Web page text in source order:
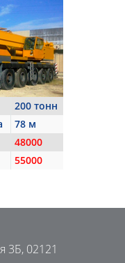
200 тонн
78 м
48000
55000
3Б, 02121